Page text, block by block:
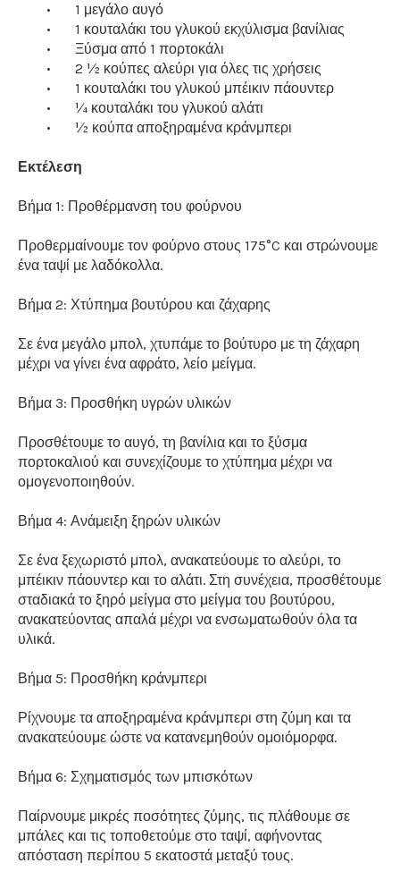
•
1 μεγάλο αυγό
•
1 κουταλάκι του γλυκού εκχύλισμα βανίλιας
•
Ξύσμα από 1 πορτοκάλι
•
2 ½ κούπες αλεύρι για όλες τις χρήσεις
•
1 κουταλάκι του γλυκού μπέικιν πάουντερ
•
¼ κουταλάκι του γλυκού αλάτι
•
½ κούπα αποξηραμένα κράνμπερι
Εκτέλεση
Βήμα 1: Προθέρμανση του φούρνου
Προθερμαίνουμε τον φούρνο στους 175°C και στρώνουμε
ένα ταψί με λαδόκολλα.
Βήμα 2: Χτύπημα βουτύρου και ζάχαρης
Σε ένα μεγάλο μπολ, χτυπάμε το βούτυρο με τη ζάχαρη
μέχρι να γίνει ένα αφράτο, λείο μείγμα.
Βήμα 3: Προσθήκη υγρών υλικών
Προσθέτουμε το αυγό, τη βανίλια και το ξύσμα
πορτοκαλιού και συνεχίζουμε το χτύπημα μέχρι να
ομογενοποιηθούν.
Βήμα 4: Ανάμειξη ξηρών υλικών
Σε ένα ξεχωριστό μπολ, ανακατεύουμε το αλεύρι, το
μπέικιν πάουντερ και το αλάτι. Στη συνέχεια, προσθέτουμε
σταδιακά το ξηρό μείγμα στο μείγμα του βουτύρου,
ανακατεύοντας απαλά μέχρι να ενσωματωθούν όλα τα
υλικά.
Βήμα 5: Προσθήκη κράνμπερι
Ρίχνουμε τα αποξηραμένα κράνμπερι στη ζύμη και τα
ανακατεύουμε ώστε να κατανεμηθούν ομοιόμορφα.
Βήμα 6: Σχηματισμός των μπισκότων
Παίρνουμε μικρές ποσότητες ζύμης, τις πλάθουμε σε
μπάλες και τις τοποθετούμε στο ταψί, αφήνοντας
απόσταση περίπου 5 εκατοστά μεταξύ τους.